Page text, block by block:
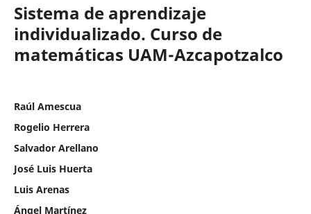
Sistema de aprendizaje
individualizado. Curso de
matemáticas UAM-Azcapotzalco
Raúl Amescua
Rogelio Herrera
Salvador Arellano
José Luis Huerta
Luis Arenas
Ángel Martínez